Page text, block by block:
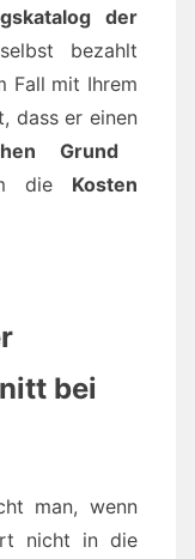
der
bezahlt
Fall mit Ihrem
dass er einen
Grund
die Kosten
bei
man, wenn
nicht in die